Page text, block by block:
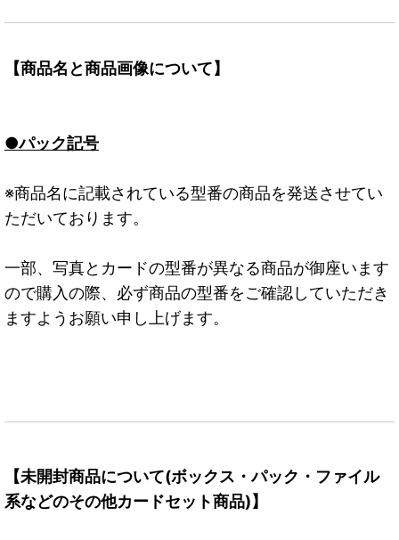
【商品名と商品画像について】
●パック記号
※商品名に記載されている型番の商品を発送させてい
ただいております。
一部、写真とカードの型番が異なる商品が御座います
ので購入の際、必ず商品の型番をご確認していただき
ますようお願い申し上げます。
【未開封商品について(ボックス・パック・ファイル
系などのその他カードセット商品)】